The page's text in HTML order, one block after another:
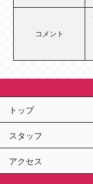
コメント
トップ
スタッフ
アクセス